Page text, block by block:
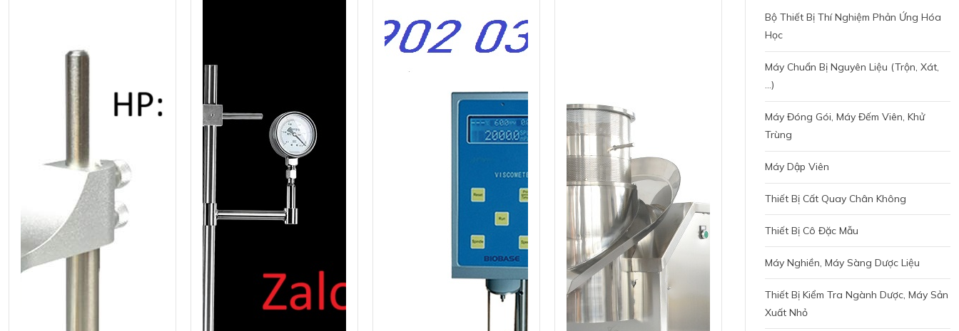
Bộ Thiết Bị Thí Nghiệm Phản Ứng Hóa
Học
Máy Chuẩn Bị Nguyên Liệu (trộn, Xát,
...)
Máy Đóng Gói, Máy Đếm Viên, Khử
Trùng
Máy Dập Viên
Thiết Bị Cất Quay Chân Không
Thiết Bị Cô Đặc Mẫu
Máy Nghiền, Máy Sàng Dược Liệu
Thiết Bị Kiểm Tra Ngành Dược, Máy Sản
Xuất Nhỏ